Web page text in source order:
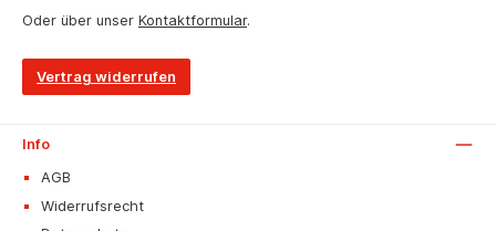
Oder über unser Kontaktformular.
Vertrag widerrufen
Info
AGB
Widerrufsrecht